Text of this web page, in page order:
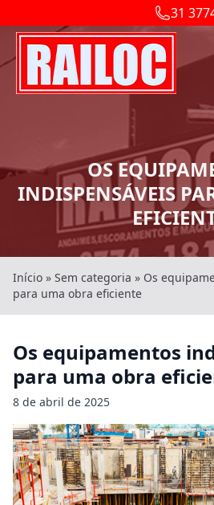
31
OS
INDISPENSÁVEIS
Início » Sem categoria » Os
para uma obra eficiente
Os equipamentos
para uma obra
8 de abril de 2025